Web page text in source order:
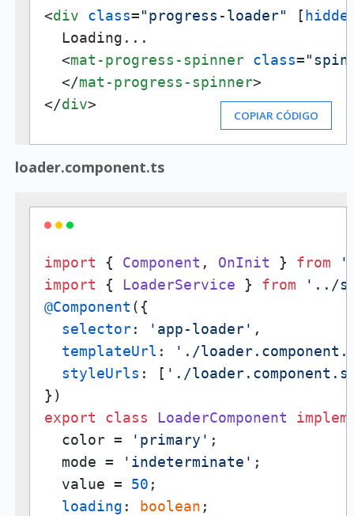
<div class="progress-loader" [
  Loading...
<mat-progress-spinner class=
</mat-progress-spinner>
</div>
COPIAR CÓDIGO
loader.component.ts
import { Component , OnInit } from
import { LoaderService } from
'../
@Component ({
selector: 'app-loader' ,
templateUrl :
'./
styleUrls : [ './
export
class LoaderComponent
  color =
'primary' ;
  mode =
'indeterminate' ;
  value =
50 ;
loading : boolean ;